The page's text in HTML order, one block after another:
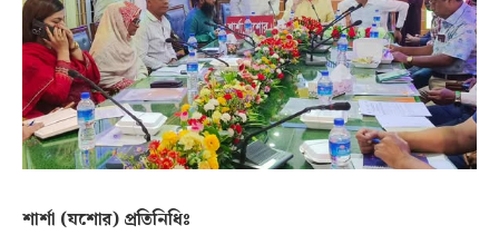
শার্শা (যশোর) প্রতিনিধিঃ